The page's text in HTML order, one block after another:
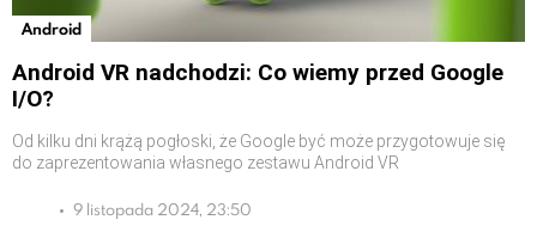
Android
Android VR nadchodzi: Co wiemy przed Google
I/O?
Od kilku dni krążą pogłoski, że Google być może przygotowuje się
do zaprezentowania własnego zestawu Android VR
9 listopada 2024, 23:50